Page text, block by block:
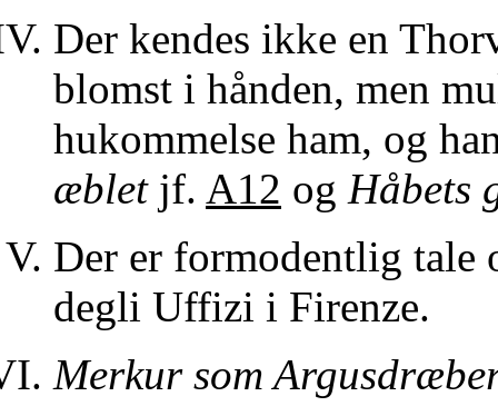
Der kendes ikke en
blomst i hånden, men
hukommelse ham, og
æbletjf. A12 og Håbets
Der er formodentlig tale
degli Uffizi i Firenze.
Merkur som